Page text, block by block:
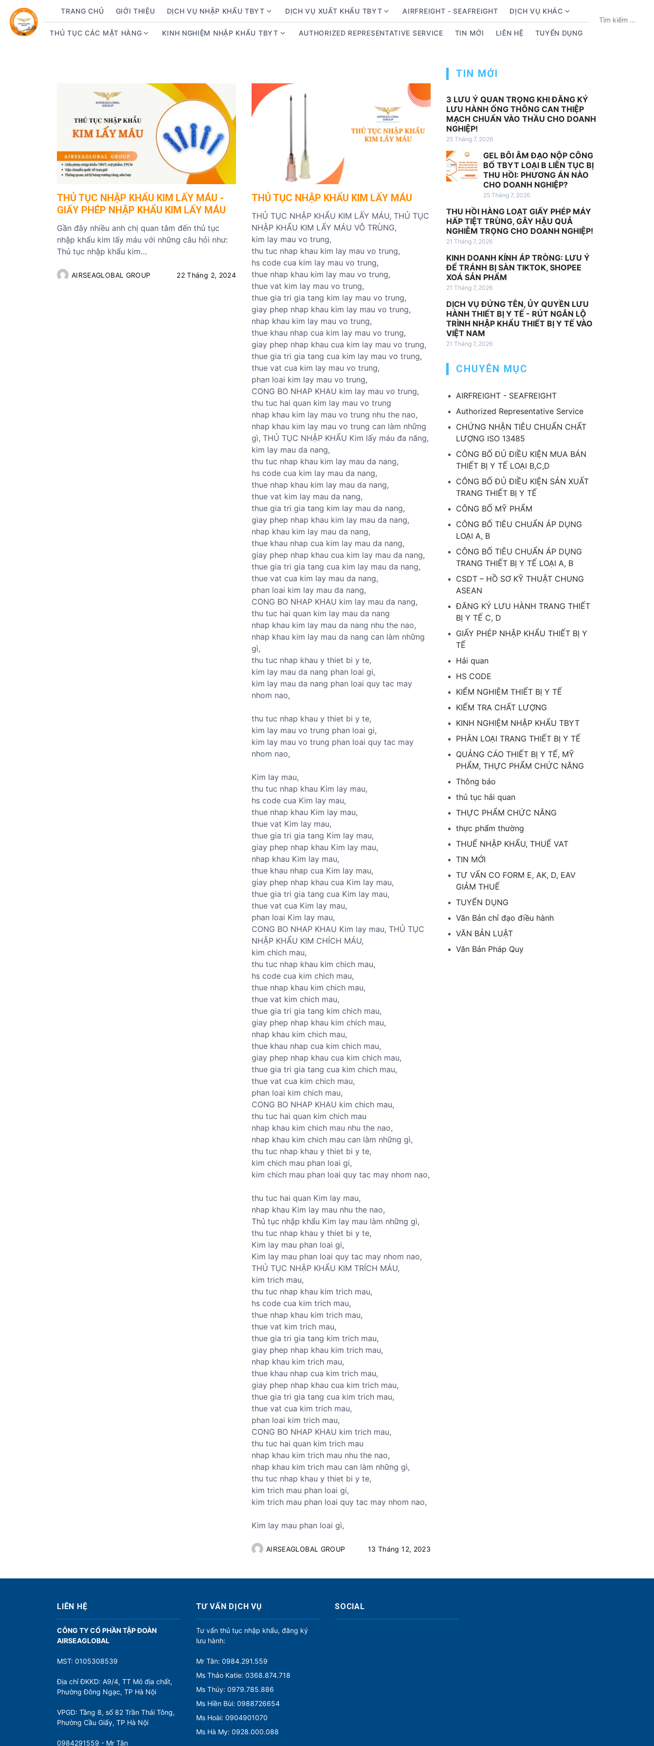
TRANG CHỦ GIỚI THIỆU DỊCH VỤ NHẬP KHẨU TBYT
h
b
ị
c
h
v
ụ
n
h
ậ
p
k
h
ẩ
u
T
B
Y
T
DỊCH VỤ XUẤT KHẨU TBYT
h
e
n
u
f
ị
c
h
v
x
ấ
k
h
u
T
B
AIRFREIGHT - SEAFREIGHT DỊCH VỤ KHÁC
h
o
m
e
n
o
r
D
h
v
h
á
THỦ TỤC CÁC MẶT HÀNG
s
r
T
h
ủ
t
c
KINH NGHIỆM NHẬP KHẨU TBYT
s
o
K
i
n
h
n
g
h
ệ
m
n
h
ậ
p
k
h
ẩ
u
T
B
Y
T
AUTHORIZED REPRESENTATIVE SERVICE TIN MỚI LIÊN HỆ TUYỂN DỤNG
T
o
THỦ TỤC NHẬP KHẨU KIM LẤY MÁU -
GIẤY PHÉP NHẬP KHẨU KIM LẤY MÁU
Gần đây nhiều anh chị quan tâm đến thủ tục
nhập khẩu kim lấy máu với những câu hỏi như:
Thủ tục nhập khẩu kim…
AIRSEAGLOBAL GROUP 22 Tháng 2, 2024
THỦ TỤC NHẬP KHẨU KIM LẤY MÁU
THỦ TỤC NHẬP KHẨU KIM LẤY MÁU, THỦ TỤC
NHẬP KHẨU KIM LẤY MÁU VÔ TRÙNG,
kim lay mau vo trung,
thu tuc nhap khau kim lay mau vo trung,
hs code cua kim lay mau vo trung,
thue nhap khau kim lay mau vo trung,
thue vat kim lay mau vo trung,
thue gia tri gia tang kim lay mau vo trung,
giay phep nhap khau kim lay mau vo trung,
nhap khau kim lay mau vo trung,
thue khau nhap cua kim lay mau vo trung,
giay phep nhap khau cua kim lay mau vo trung,
thue gia tri gia tang cua kim lay mau vo trung,
thue vat cua kim lay mau vo trung,
phan loai kim lay mau vo trung,
CONG BO NHAP KHAU kim lay mau vo trung,
thu tuc hai quan kim lay mau vo trung
nhap khau kim lay mau vo trung nhu the nao,
nhap khau kim lay mau vo trung can làm những
gì, THỦ TỤC NHẬP KHẨU Kim lấy máu đa năng,
kim lay mau da nang,
thu tuc nhap khau kim lay mau da nang,
hs code cua kim lay mau da nang,
thue nhap khau kim lay mau da nang,
thue vat kim lay mau da nang,
thue gia tri gia tang kim lay mau da nang,
giay phep nhap khau kim lay mau da nang,
nhap khau kim lay mau da nang,
thue khau nhap cua kim lay mau da nang,
giay phep nhap khau cua kim lay mau da nang,
thue gia tri gia tang cua kim lay mau da nang,
thue vat cua kim lay mau da nang,
phan loai kim lay mau da nang,
CONG BO NHAP KHAU kim lay mau da nang,
thu tuc hai quan kim lay mau da nang
nhap khau kim lay mau da nang nhu the nao,
nhap khau kim lay mau da nang can làm những
gì,
thu tuc nhap khau y thiet bi y te,
kim lay mau da nang phan loai gi,
kim lay mau da nang phan loai quy tac may
nhom nao,
thu tuc nhap khau y thiet bi y te,
kim lay mau vo trung phan loai gi,
kim lay mau vo trung phan loai quy tac may
nhom nao,
Kim lay mau,
thu tuc nhap khau Kim lay mau,
hs code cua Kim lay mau,
thue nhap khau Kim lay mau,
thue vat Kim lay mau,
thue gia tri gia tang Kim lay mau,
giay phep nhap khau Kim lay mau,
nhap khau Kim lay mau,
thue khau nhap cua Kim lay mau,
giay phep nhap khau cua Kim lay mau,
thue gia tri gia tang cua Kim lay mau,
thue vat cua Kim lay mau,
phan loai Kim lay mau,
CONG BO NHAP KHAU Kim lay mau, THỦ TỤC
NHẬP KHẨU KIM CHÍCH MÁU,
kim chich mau,
thu tuc nhap khau kim chich mau,
hs code cua kim chich mau,
thue nhap khau kim chich mau,
thue vat kim chich mau,
thue gia tri gia tang kim chich mau,
giay phep nhap khau kim chich mau,
nhap khau kim chich mau,
thue khau nhap cua kim chich mau,
giay phep nhap khau cua kim chich mau,
thue gia tri gia tang cua kim chich mau,
thue vat cua kim chich mau,
phan loai kim chich mau,
CONG BO NHAP KHAU kim chich mau,
thu tuc hai quan kim chich mau
nhap khau kim chich mau nhu the nao,
nhap khau kim chich mau can làm những gì,
thu tuc nhap khau y thiet bi y te,
kim chich mau phan loai gi,
kim chich mau phan loai quy tac may nhom nao,
thu tuc hai quan Kim lay mau,
nhap khau Kim lay mau nhu the nao,
Thủ tục nhập khẩu Kim lay mau làm những gì,
thu tuc nhap khau y thiet bi y te,
Kim lay mau phan loai gi,
Kim lay mau phan loai quy tac may nhom nao,
THỦ TỤC NHẬP KHẨU KIM TRÍCH MÁU,
kim trich mau,
thu tuc nhap khau kim trich mau,
hs code cua kim trich mau,
thue nhap khau kim trich mau,
thue vat kim trich mau,
thue gia tri gia tang kim trich mau,
giay phep nhap khau kim trich mau,
nhap khau kim trich mau,
thue khau nhap cua kim trich mau,
giay phep nhap khau cua kim trich mau,
thue gia tri gia tang cua kim trich mau,
thue vat cua kim trich mau,
phan loai kim trich mau,
CONG BO NHAP KHAU kim trich mau,
thu tuc hai quan kim trich mau
nhap khau kim trich mau nhu the nao,
nhap khau kim trich mau can làm những gì,
thu tuc nhap khau y thiet bi y te,
kim trich mau phan loai gi,
kim trich mau phan loai quy tac may nhom nao,
Kim lay mau phan loai gì,
AIRSEAGLOBAL GROUP 13 Tháng 12, 2023
TIN MỚI
3 LƯU Ý QUAN TRỌNG KHI ĐĂNG KÝ
LƯU HÀNH ỐNG THÔNG CAN THIỆP
MẠCH CHUẨN VÀO THẦU CHO DOANH
NGHIỆP!
25 Tháng 7, 2026
GEL BÔI ÂM ĐẠO NỘP CÔNG
BỐ TBYT LOẠI B LIÊN TỤC BỊ
THU HỒI: PHƯƠNG ÁN NÀO
CHO DOANH NGHIỆP?
25 Tháng 7, 2026
THU HỒI HÀNG LOẠT GIẤY PHÉP MÁY
HẤP TIỆT TRÙNG, GÂY HẬU QUẢ
NGHIÊM TRỌNG CHO DOANH NGHIỆP!
21 Tháng 7, 2026
KINH DOANH KÍNH ÁP TRÒNG: LƯU Ý
ĐỂ TRÁNH BỊ SÀN TIKTOK, SHOPEE
XOÁ SẢN PHẨM
21 Tháng 7, 2026
DỊCH VỤ ĐỨNG TÊN, ỦY QUYỀN LƯU
HÀNH THIẾT BỊ Y TẾ - RÚT NGẮN LỘ
TRÌNH NHẬP KHẨU THIẾT BỊ Y TẾ VÀO
VIỆT NAM
21 Tháng 7, 2026
CHUYÊN MỤC
AIRFREIGHT - SEAFREIGHT
Authorized Representative Service
CHỨNG NHẬN TIÊU CHUẨN CHẤT
LƯỢNG ISO 13485
CÔNG BỐ ĐỦ ĐIỀU KIỆN MUA BÁN
THIẾT BỊ Y TẾ LOẠI B,C,D
CÔNG BỐ ĐỦ ĐIỀU KIỆN SẢN XUẤT
TRANG THIẾT BỊ Y TẾ
CÔNG BỐ MỸ PHẨM
CÔNG BỐ TIÊU CHUẨN ÁP DỤNG
LOẠI A, B
CÔNG BỐ TIÊU CHUẨN ÁP DỤNG
TRANG THIẾT BỊ Y TẾ LOẠI A, B
CSDT – HỒ SƠ KỸ THUẬT CHUNG
ASEAN
ĐĂNG KÝ LƯU HÀNH TRANG THIẾT
BỊ Y TẾ C, D
GIẤY PHÉP NHẬP KHẨU THIẾT BỊ Y
TẾ
Hải quan
HS CODE
KIỂM NGHIỆM THIẾT BỊ Y TẾ
KIỂM TRA CHẤT LƯỢNG
KINH NGHIỆM NHẬP KHẨU TBYT
PHÂN LOẠI TRANG THIẾT BỊ Y TẾ
QUẢNG CÁO THIẾT BỊ Y TẾ, MỸ
PHẨM, THỰC PHẨM CHỨC NĂNG
Thông báo
thủ tục hải quan
THỰC PHẨM CHỨC NĂNG
thực phẩm thường
THUẾ NHẬP KHẨU, THUẾ VAT
TIN MỚI
TƯ VẤN CO FORM E, AK, D, EAV
GIẢM THUẾ
TUYỂN DỤNG
Văn Bản chỉ đạo điều hành
VĂN BẢN LUẬT
Văn Bản Pháp Quy
LIÊN HỆ
CÔNG TY CỔ PHẦN TẬP ĐOÀN
AIRSEAGLOBAL
MST: 0105308539
Địa chỉ ĐKKD: A9/4, TT Mỏ địa chất,
Phường Đông Ngạc, TP Hà Nội
VPGD: Tầng 8, số 82 Trần Thái Tông,
Phường Cầu Giấy, TP Hà Nội
0984291559 - Mr Tân
TƯ VẤN DỊCH VỤ
Tư vấn thủ tục nhập khẩu, đăng ký
lưu hành:
Mr Tân: 0984.291.559
Ms Thảo Katie: 0368.874.718
Ms Thúy: 0979.785.886
Ms Hiền Bùi: 0988726654
Ms Hoài: 0904901070
Ms Hà My: 0928.000.088
SOCIAL